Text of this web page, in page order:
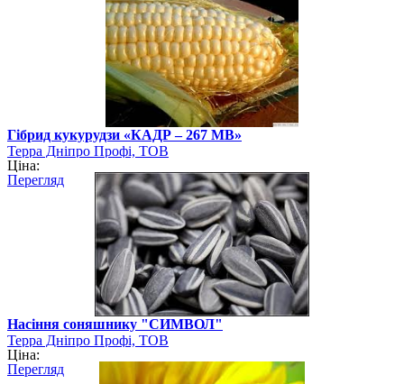
Гібрид кукурудзи «КАДР – 267 МВ»
Терра Дніпро Профі, ТОВ
Ціна:
Перегляд
Насіння соняшнику "СИМВОЛ"
Терра Дніпро Профі, ТОВ
Ціна:
Перегляд